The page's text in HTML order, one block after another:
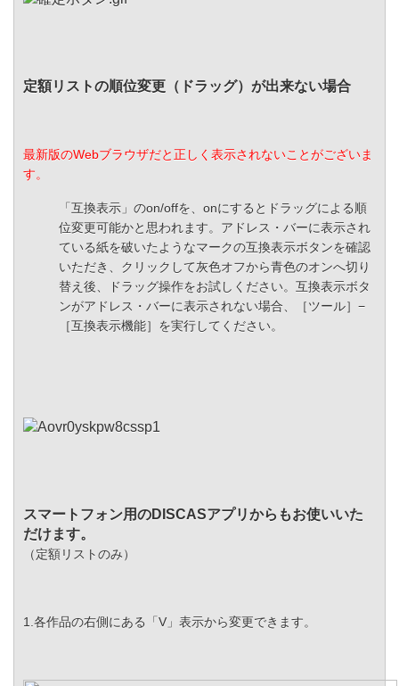
定額リストの順位変更（ドラッグ）が出来ない場合
最新版のWebブラウザだと正しく表示されないことがございま
す。
「互換表示」のon/offを、onにするとドラッグによる順
位変更可能かと思われます。アドレス・バーに表示され
ている紙を破いたようなマークの互換表示ボタンを確認
いただき、クリックして灰色オフから青色のオンへ切り
替え後、ドラッグ操作をお試しください。互換表示ボタ
ンがアドレス・バーに表示されない場合、［ツール］−
［互換表示機能］を実行してください。
スマートフォン用のDISCASアプリからもお使いいた
だけます。
（定額リストのみ）
1.各作品の右側にある「V」表示から変更できます。